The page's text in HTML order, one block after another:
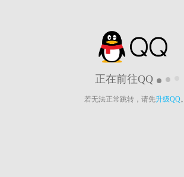
正在前往QQ
若无法正常跳转，请先升级QQ。